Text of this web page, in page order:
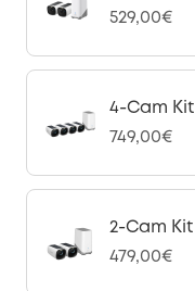
529,00€
4-Cam Kit
749,00€
2-Cam Kit
479,00€